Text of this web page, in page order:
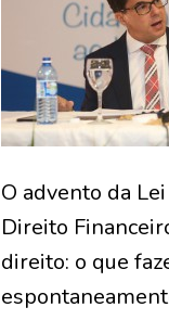
O advento da
Direito
direito: o que